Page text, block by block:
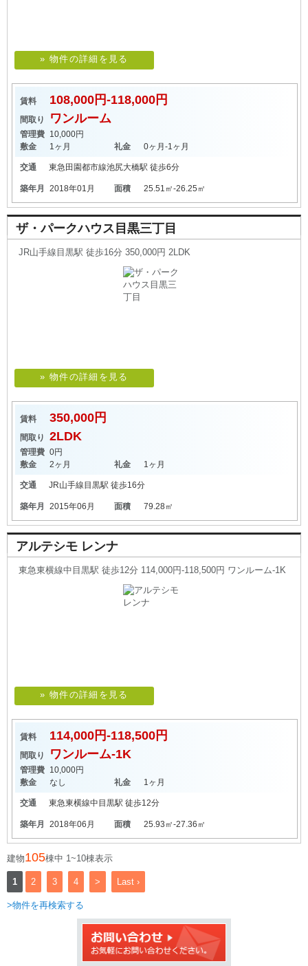
» 物件の詳細を見る
賃料 108,000円-118,000円
間取り ワンルーム
管理費 10,000円
敷金
1ヶ月 礼金 0ヶ月-1ヶ月
交通 東急田園都市線池尻大橋駅 徒歩6分
築年月 2018年01月 面積 25.51㎡-26.25㎡
ザ・パークハウス目黒三丁目
JR山手線目黒駅 徒歩16分 350,000円 2LDK
» 物件の詳細を見る
賃料 350,000円
間取り 2LDK
管理費 0円
敷金
2ヶ月 礼金 1ヶ月
交通 JR山手線 目黒駅 徒歩16分
築年月 2015年06月 面積 79.28㎡
アルテシモ レンナ
東急東横線中目黒駅 徒歩12分 114,000円-118,500円 ワンルーム-1K
» 物件の詳細を見る
賃料 114,000円-118,500円
間取り ワンルーム-1K
管理費 10,000円
敷金
なし 礼金 1ヶ月
交通 東急東横線中目黒駅 徒歩12分
築年月 2018年06月 面積 25.93㎡-27.36㎡
建物105棟中 1~10棟表示
1 2 3 4 > Last ›
>物件を再検索する